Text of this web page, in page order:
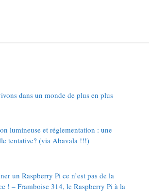
dans un monde de plus en plus
lumineuse et réglementation : une
tentative? (via Abavala !!!)
un Raspberry Pi ce n’est pas de la
! – Framboise 314, le Raspberry Pi à la